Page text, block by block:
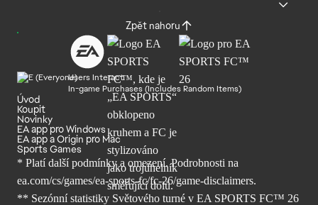
Zpět nahoru
Users Interact
In-game Purchases (Includes Random Items)
Úvod
Koupit
Novinky
EA app pro Windows
EA app a Origin pro Mac
Sports Games
* Platí další podmínky a omezení. Podrobnosti na
ea.com/cs/games/ea-sports-fc/fc-26/game-disclaimers.
** Sezónní statistiky Světového turné v EA SPORTS FC™ 26